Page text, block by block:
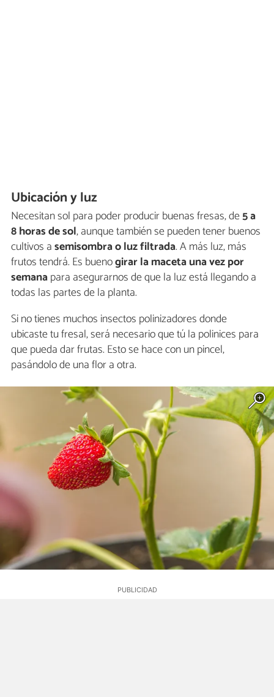
Ubicación y luz
Necesitan sol para poder producir buenas fresas, de5 a
8 horas de sol, aunque también se pueden tener buenos
cultivos asemisombra o luz filtrada. A más luz, más
frutos tendrá. Es buenogirar la maceta una vez por
semanapara asegurarnos de que la luz está llegando a
todas las partes de la planta.
Si no tienes muchos insectos polinizadores donde
ubicaste tu fresal, será necesario que tú la polinices para
que pueda dar frutas. Esto se hace con un pincel,
pasándolo de una flor a otra.